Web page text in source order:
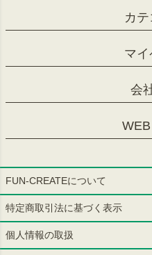
カ
マ
会
FUN-CREATEについて
特定商取引法に基づく表示
個人情報の取扱